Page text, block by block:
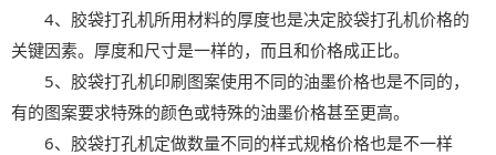
4、胶袋打孔机所用材料的厚度也是决定胶袋打孔机价格的
关键因素。厚度和尺寸是一样的，而且和价格成正比。
5、胶袋打孔机印刷图案使用不同的油墨价格也是不同的，
有的图案要求特殊的颜色或特殊的油墨价格甚至更高。
6、胶袋打孔机定做数量不同的样式规格价格也是不一样